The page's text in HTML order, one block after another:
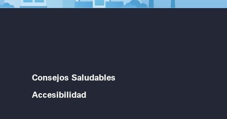
Consejos Saludables
Accesibilidad